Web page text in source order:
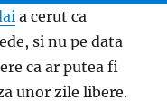
a cerut ca
si nu pe data
ca ar putea fi
unor zile libere.